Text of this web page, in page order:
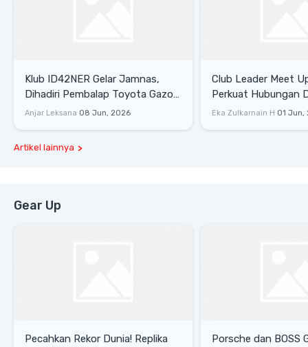
Klub ID42NER Gelar Jamnas,
Dihadiri Pembalap Toyota Gazoo
Racing
Anjar Leksana 08 Jun, 2026
Club Leader Meet
Perkuat Hubungan
Dengan Komunitas
Eka Zulkarnain H 01 Jun,
Artikel lainnya
Gear Up
Pecahkan Rekor Dunia! Replika
Porsche dan BOSS